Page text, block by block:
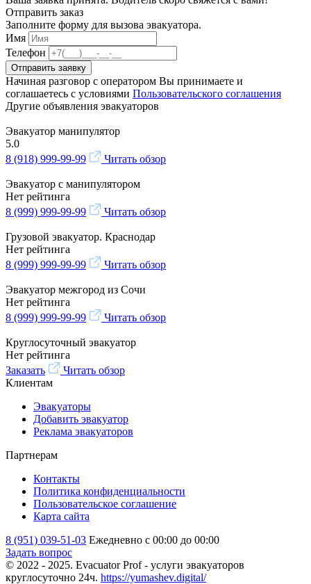
Отправить заказ
Заполните форму для вызова эвакуатора.
Имя
Телефон
Отправить заявку
Начиная разговор с оператором Вы принимаете и
соглашаетесь с условиями Пользовательского соглашения
Другие объявления эвакуаторов
Эвакуатор манипулятор
5.0
8 (918) 999-99-99
Читать обзор
Эвакуатор с манипулятором
Нет рейтинга
8 (999) 999-99-99
Читать обзор
Грузовой эвакуатор. Краснодар
Нет рейтинга
8 (999) 999-99-99
Читать обзор
Эвакуатор межгород из Сочи
Нет рейтинга
8 (999) 999-99-99
Читать обзор
Круглосуточный эвакуатор
Нет рейтинга
Заказать
Читать обзор
Клиентам
Эвакуаторы
Добавить эвакуатор
Реклама эвакуаторов
Партнерам
Контакты
Политика конфиденциальности
Пользовательское соглашение
Карта сайта
8 (951) 039-51-03 Ежедневно с 00:00 до 00:00
Задать вопрос
© 2022 - 2025. Evacuator Prof - услуги эвакуаторов
круглосуточно 24ч. https://yumashev.digital/